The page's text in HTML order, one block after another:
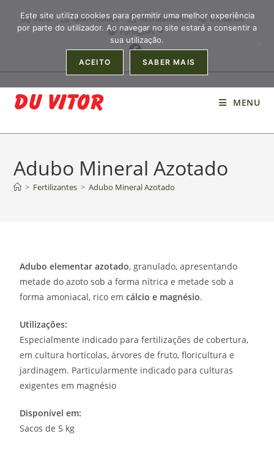
Início Quem Somos Recrutamento
Contactos
Português
MENU
Adubo Mineral Azotado
> Fertilizantes > Adubo Mineral Azotado
Adubo elementar azotado, granulado, apresentando
metade do azoto sob a forma nítrica e metade sob a
forma amoniacal, rico emcálcio e magnésio.
Utilizações:
Especialmente indicado para fertilizações de cobertura,
em cultura hortícolas, árvores de fruto, floricultura e
jardinagem. Particularmente indicado para culturas
exigentes em magnésio
Disponível em:
Sacos de 5 kg
Este site utiliza cookies para permitir uma melhor experiência
por parte do utilizador. Ao navegar no site estará a consentir a
sua utilização.
ACEITO SABER MAIS